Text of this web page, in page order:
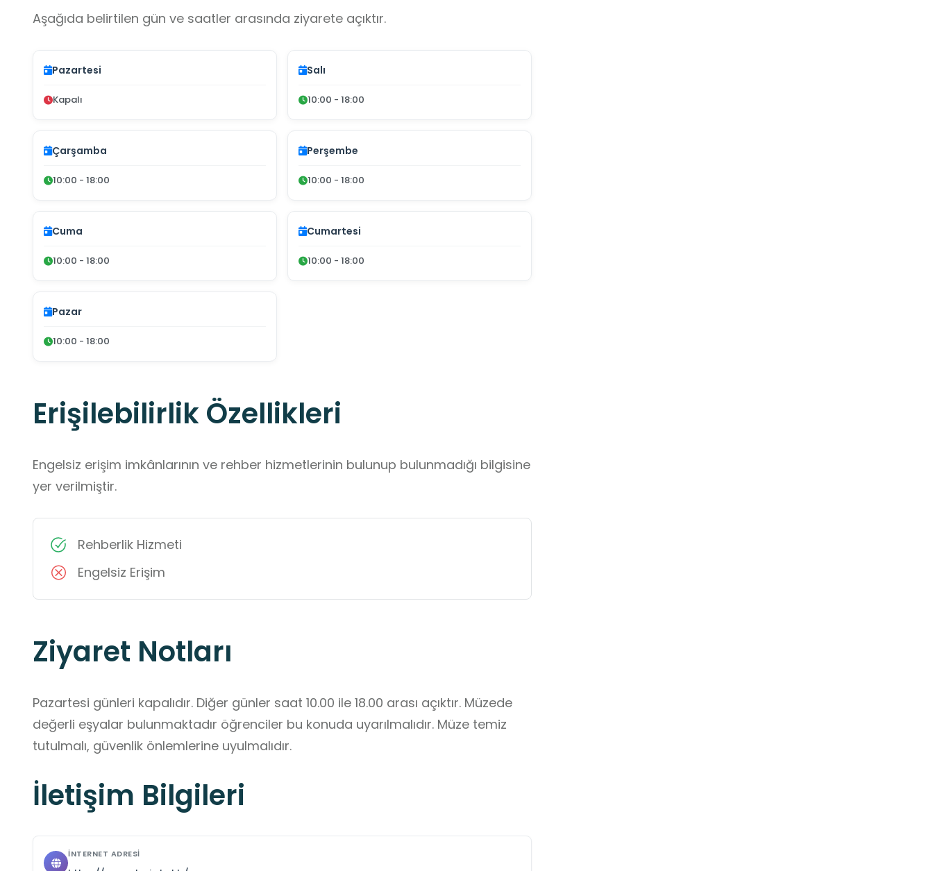
Aşağıda belirtilen gün ve saatler arasında ziyarete açıktır.
Pazartesi
Kapalı
Salı
10:00 - 18:00
Çarşamba
10:00 - 18:00
Perşembe
10:00 - 18:00
Cuma
10:00 - 18:00
Cumartesi
10:00 - 18:00
Pazar
10:00 - 18:00
Erişilebilirlik Özellikleri
Engelsiz erişim imkânlarının ve rehber hizmetlerinin bulunup bulunmadığı bilgisine
yer verilmiştir.
Rehberlik Hizmeti
Engelsiz Erişim
Ziyaret Notları
Pazartesi günleri kapalıdır. Diğer günler saat 10.00 ile 18.00 arası açıktır. Müzede
değerli eşyalar bulunmaktadır öğrenciler bu konuda uyarılmalıdır. Müze temiz
tutulmalı, güvenlik önlemlerine uyulmalıdır.
İletişim Bilgileri
İNTERNET ADRESI